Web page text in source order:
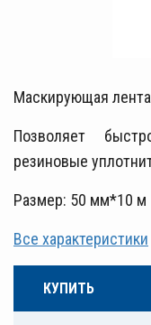
Маскирующая
Позволяет
резиновые
Размер: 50 мм*10 м
Все характеристики
КУПИТЬ